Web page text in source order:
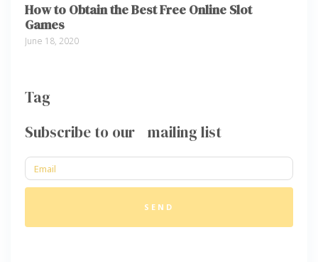
How to Obtain the Best Free Online Slot
Games
June 18, 2020
Tag
Subscribe to our mailing list
SEND